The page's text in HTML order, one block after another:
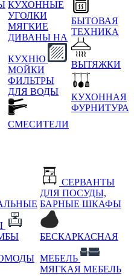
КУХОННЫЕ
УГОЛКИ
МЯГКИЕ
ДИВАНЫ НА
КУХНЮ
МОЙКИ
ФИЛЬТРЫ
ДЛЯ ВОДЫ
СМЕСИТЕЛИ
БЫТОВАЯ
ТЕХНИКА
ВЫТЯЖКИ
КУХОННАЯ
ФУРНИТУРА
СЕРВАНТЫ
ДЛЯ ПОСУДЫ,
БАРНЫЕ ШКАФЫ
БЕСКАРКАСНАЯ
МЕБЕЛЬ
МЯГКАЯ МЕБЕЛЬ